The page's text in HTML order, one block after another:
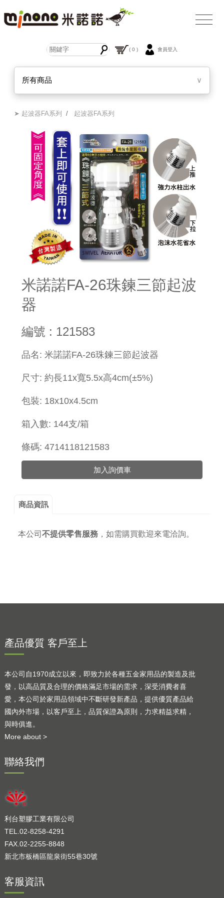
( 0 ) 會員登入
所有商品 ∨
➤ 起波器FA系列 / 起波器FA系列
米諾諾FA-26珠鍊三節起波
器
編號 : 121583
品名: 米諾諾FA-26珠鍊三節起波器
尺寸: 約長11x寬5.5x高4cm(±5%)
包裝: 18x10x4.5cm
箱入數: 144支/箱
條碼: 4714118121583
加入詢價車
商品資訊
本公司 不提供零售服務， 如需購買歡迎來電洽詢。
產品優質 客戶至上
本公司自1970成立以來，即致力於各種五金家用品的製造及批
發，以高品質及合理的價格滿足市場的需求，深受消費者喜
愛，本公司於家用品領域中不斷研發新產品，提供優質產品給
國內外市場，以客戶至上，品質保證為原則，力求精益求精，
與時俱進。
More about >
聯絡我們
利台塑膠工業有限公司
TEL.02-8258-4291
FAX.02-2255-8848
新北市板橋區龍泉街55巷30號
客服資訊